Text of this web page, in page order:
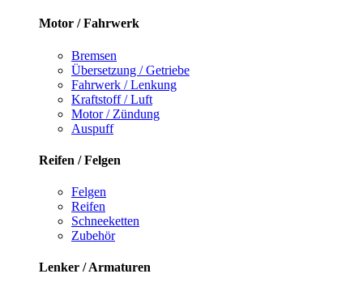
Motor / Fahrwerk
Bremsen
Übersetzung / Getriebe
Fahrwerk / Lenkung
Kraftstoff / Luft
Motor / Zündung
Auspuff
Reifen / Felgen
Felgen
Reifen
Schneeketten
Zubehör
Lenker / Armaturen